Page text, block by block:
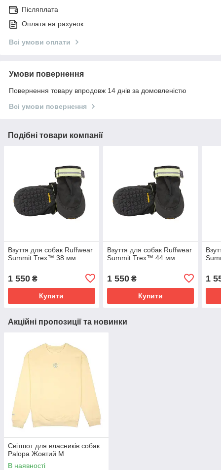
Післяплата
Оплата на рахунок
Всі умови оплати
Умови повернення
Повернення товару впродовж 14 днів за домовленістю
Всі умови повернення
Подібні товари компанії
Взуття для собак Ruffwear
Summit Trex™ 38 мм
1 550 ₴
Купити
Взуття для собак Ruffwear
Summit Trex™ 44 мм
1 550₴
Купити
1
Акційні пропозиції та новинки
Світшот для власників собак
Palopa Жовтий M
В наявності